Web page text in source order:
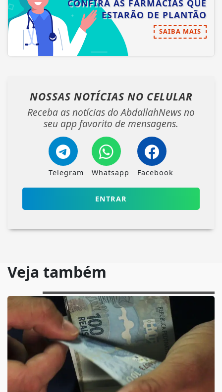
CONFIRA AS FARMÁCIAS QUE
ESTARÃO DE PLANTÃO
SAIBA MAIS
NOSSAS NOTÍCIAS NO CELULAR
Receba as notícias do AbdallahNews no
seu app favorito de mensagens.
Telegram Whatsapp Facebook
ENTRAR
Veja também